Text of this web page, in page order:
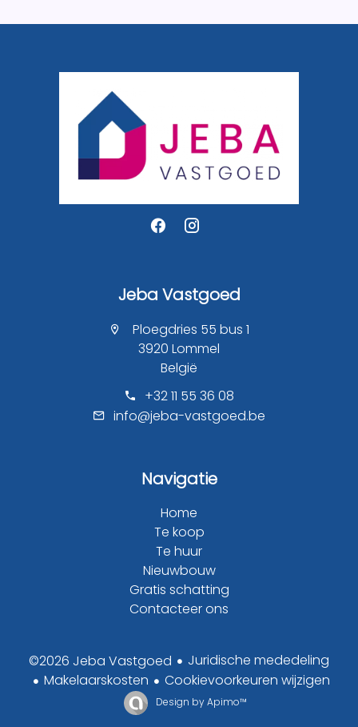
Jeba Vastgoed
Ploegdries 55 bus 1
3920 Lommel
België
+32 11 55 36 08
info@jeba-vastgoed.be
Navigatie
Home
Te koop
Te huur
Nieuwbouw
Gratis schatting
Contacteer ons
©2026 Jeba Vastgoed
Juridische mededeling
Makelaarskosten
Cookievoorkeuren wijzigen
Design byApimo™